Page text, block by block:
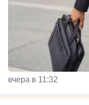
вчера в 11:32